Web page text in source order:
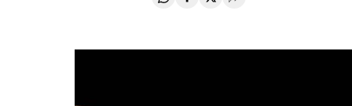
Compartir en Whatsapp
Compartir en Facebook
Compartir en Twitter
Desplegar Redes